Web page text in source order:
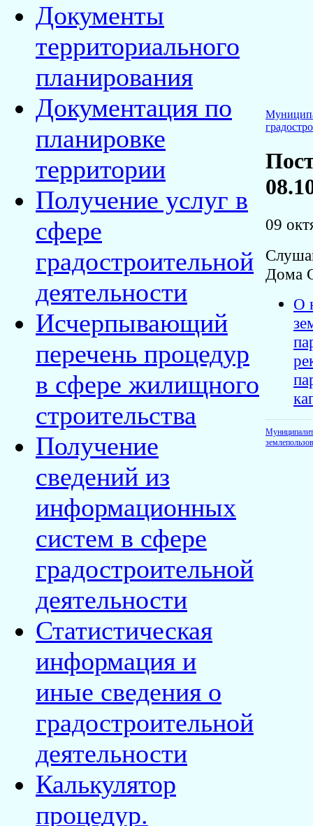
Документы
территориального
планирования
Документация по
планировке
территории
Получение услуг в
сфере
градостроительной
деятельности
Исчерпывающий
перечень процедур
в сфере жилищного
строительства
Получение
сведений из
информационных
систем в сфере
градостроительной
деятельности
Статистическая
информация и
иные сведения о
градостроительной
деятельности
Калькулятор
процедур.
09
Дома
О